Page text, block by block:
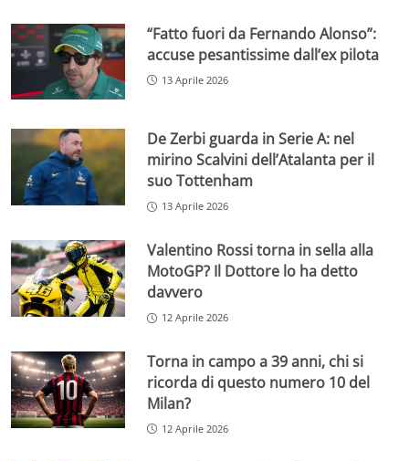
“Fatto fuori da Fernando Alonso”:
accuse pesantissime dall’ex pilota
13 Aprile 2026
De Zerbi guarda in Serie A: nel
mirino Scalvini dell’Atalanta per il
suo Tottenham
13 Aprile 2026
Valentino Rossi torna in sella alla
MotoGP? Il Dottore lo ha detto
davvero
12 Aprile 2026
Torna in campo a 39 anni, chi si
ricorda di questo numero 10 del
Milan?
12 Aprile 2026